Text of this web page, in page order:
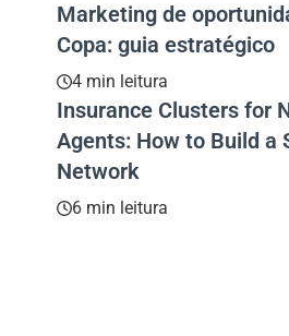
Marketing de
Copa: guia estratégico
4 min leitura
Insurance Clusters for
Agents: How to Build a
Network
6 min leitura